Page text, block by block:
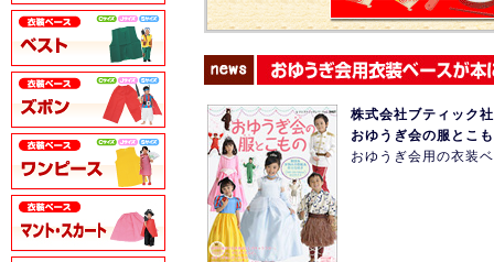
株式会社ブティック
おゆうぎ会の服とこ
おゆうぎ会用の衣装